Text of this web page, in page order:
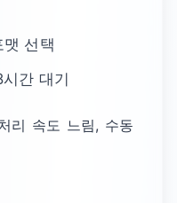
선택
간 대기
리 속도 느림, 수동